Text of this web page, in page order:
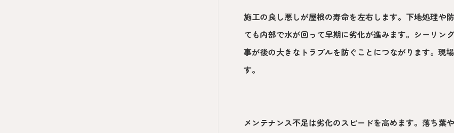
施工の良し悪しが屋根の寿命を左右します。下地処理や
ても内部で水が回って早期に劣化が進みます。シーリン
事が後の大きなトラブルを防ぐことにつながります。現
す。
メンテナンス不足は劣化のスピードを高めます。落ち葉